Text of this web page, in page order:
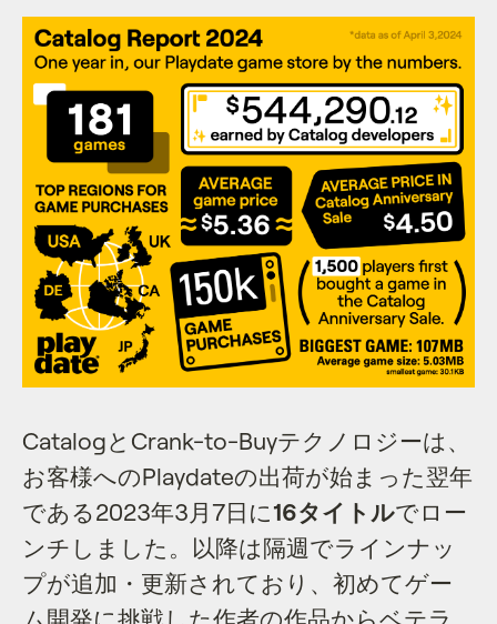
CatalogとCrank-to-Buyテクノロジーは、
お客様へのPlaydateの出荷が始まった翌年
である2023年3月7日に 16タイトルでロー
ンチしました。以降は隔週でラインナッ
プが追加・更新されており、初めてゲー
ム開発に挑戦した作者の作品からベテラ